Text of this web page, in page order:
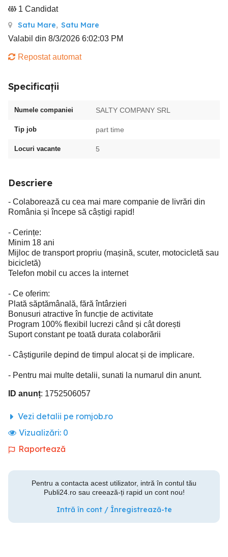
1 Candidat
Satu Mare, Satu Mare
Valabil din 8/3/2026 6:02:03 PM
Repostat automat
Specificații
Numele companiei SALTY COMPANY SRL
Tip job part time
Locuri vacante 5
Descriere
- Colaborează cu cea mai mare companie de livrări din
România și începe să câștigi rapid!
- Cerințe:
Minim 18 ani
Mijloc de transport propriu (mașină, scuter, motocicletă sau
bicicletă)
Telefon mobil cu acces la internet
- Ce oferim:
Plată săptămânală, fără întârzieri
Bonusuri atractive în funcție de activitate
Program 100% flexibil lucrezi când și cât dorești
Suport constant pe toată durata colaborării
- Câștigurile depind de timpul alocat și de implicare.
- Pentru mai multe detalii, sunati la numarul din anunt.
ID anunț: 1752506057
Vezi detalii pe romjob.ro
Vizualizări: 0
Raportează
Pentru a contacta acest utilizator, intră în contul tău
Publi24.ro sau creează-ți rapid un cont nou!
Intră în cont / Înregistrează-te